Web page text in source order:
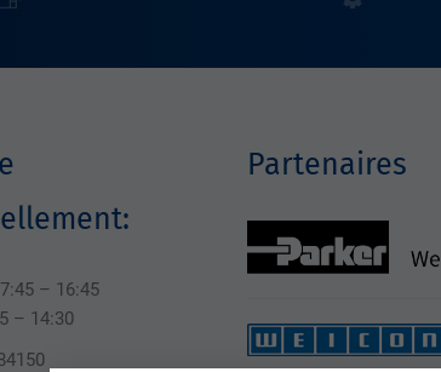
– 16:45
– 14:30
Partenaires